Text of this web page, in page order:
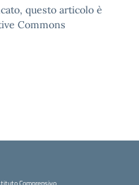
questo articolo è
Commons
Comprensivo